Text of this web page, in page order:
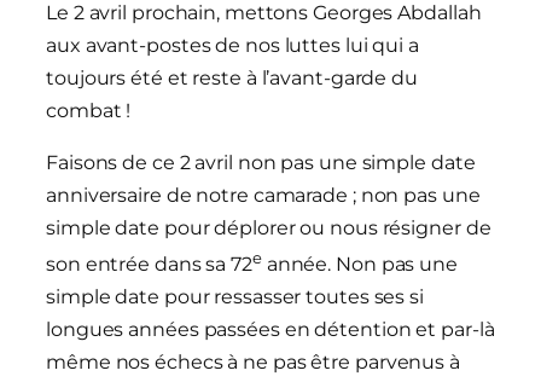
Le 2 avril prochain, mettons Georges Abdallah
aux avant-postes de nos luttes lui qui a
toujours été et reste à l’avant-garde du
combat !
Faisons de ce 2 avril non pas une simple date
anniversaire de notre camarade ; non pas une
simple date pour déplorer ou nous résigner de
son entrée dans sa 72eannée. Non pas une
simple date pour ressasser toutes ses si
longues années passées en détention et par-là
même nos échecs à ne pas être parvenus à